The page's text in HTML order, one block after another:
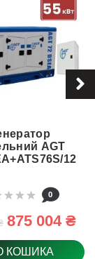
AGT
12
0
875 004 ₴
КОШИКА